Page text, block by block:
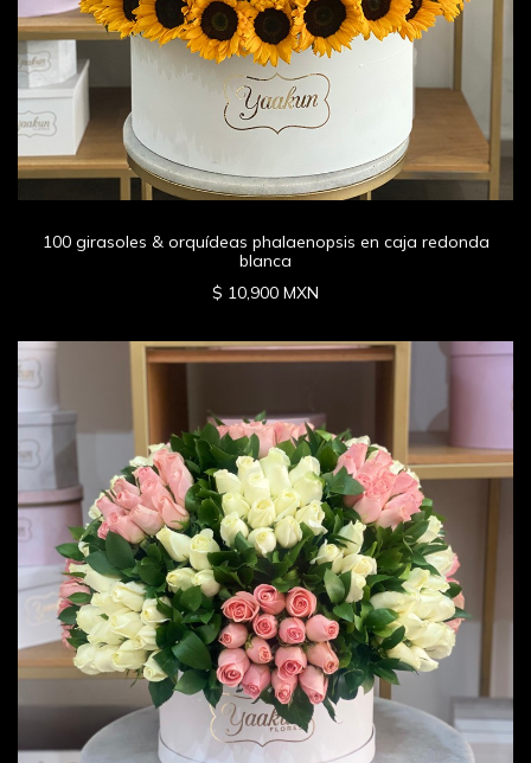
100 girasoles & orquídeas phalaenopsis en caja redonda
blanca
$ 10,900 MXN